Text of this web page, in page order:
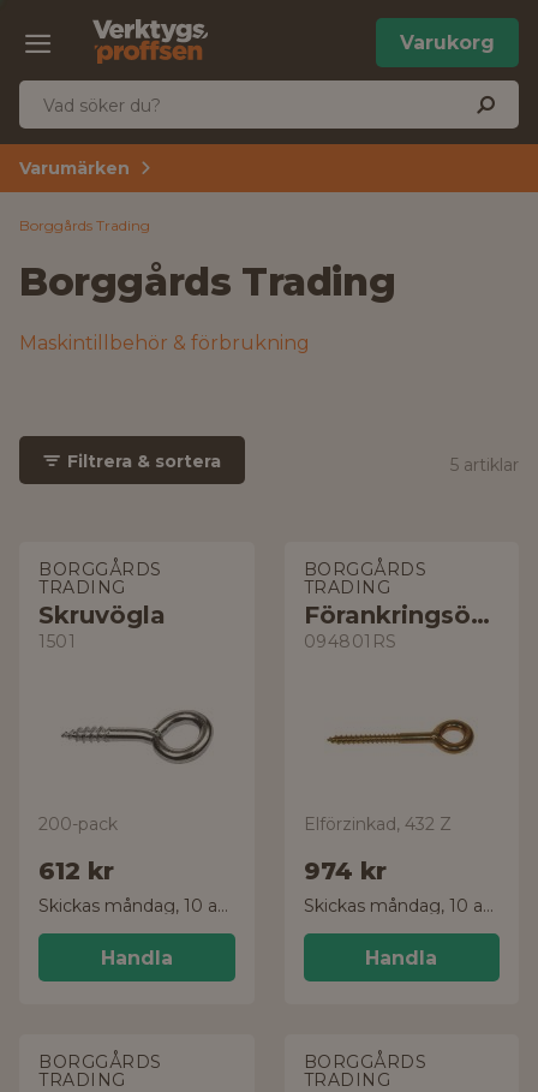
Varukorg
Varumärken
Borggårds Trading
Borggårds Trading
Maskintillbehör & förbrukning
Filtrera & sortera 5 artiklar
BORGGÅRDS
TRADING
Skruvögla
1501
200-pack
612 kr
Skickas måndag, 10 aug.
Handla
BORGGÅRDS
TRADING
Förankringsögla
094801RS
Elförzinkad, 432 Z
974 kr
Skickas måndag, 10 aug.
Handla
BORGGÅRDS
TRADING
BORGGÅRDS
TRADING